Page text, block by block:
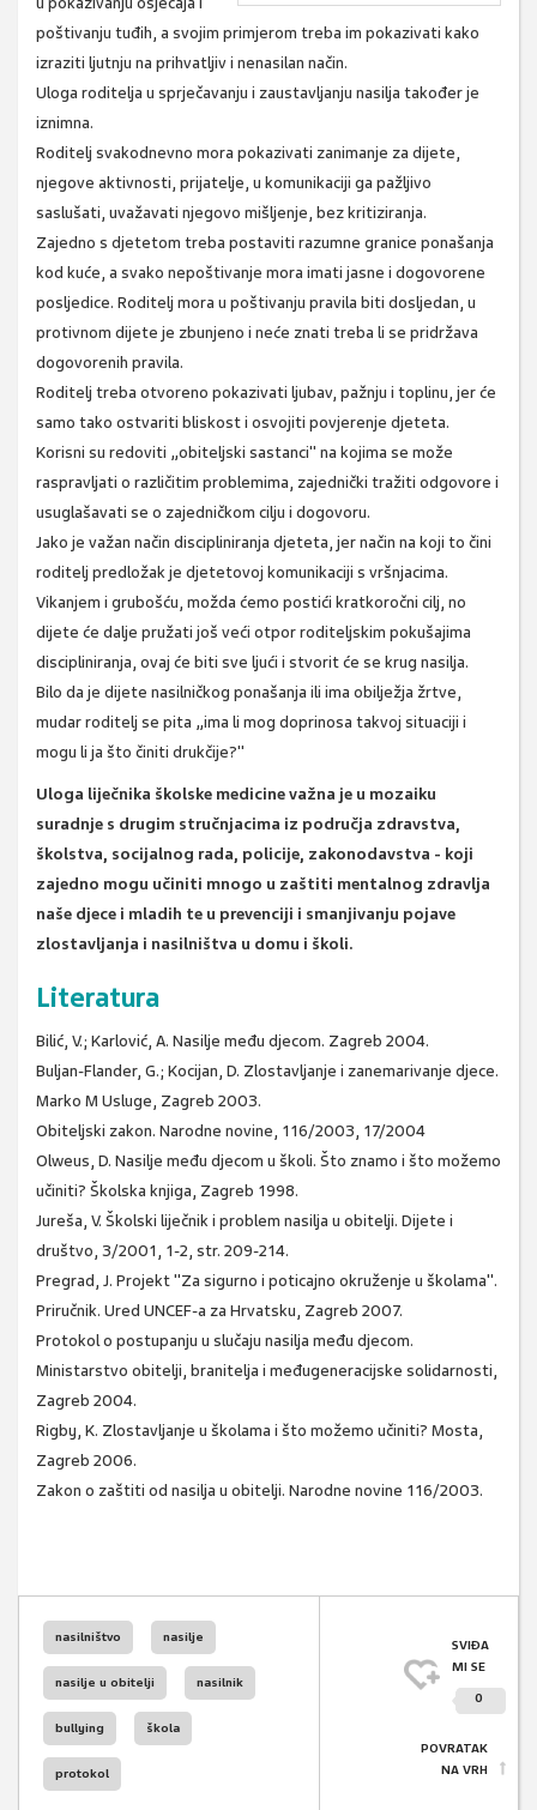
poštivanju tuđih, a svojim primjerom treba im pokazivati kako
izraziti ljutnju na prihvatljiv i nenasilan način.
Uloga roditelja u sprječavanju i zaustavljanju nasilja također je
iznimna.
Roditelj svakodnevno mora pokazivati zanimanje za dijete,
njegove aktivnosti, prijatelje, u komunikaciji ga pažljivo
saslušati, uvažavati njegovo mišljenje, bez kritiziranja.
Zajedno s djetetom treba postaviti razumne granice ponašanja
kod kuće, a svako nepoštivanje mora imati jasne i dogovorene
posljedice. Roditelj mora u poštivanju pravila biti dosljedan, u
protivnom dijete je zbunjeno i neće znati treba li se pridržava
dogovorenih pravila.
Roditelj treba otvoreno pokazivati ljubav, pažnju i toplinu, jer će
samo tako ostvariti bliskost i osvojiti povjerenje djeteta.
Korisni su redoviti „obiteljski sastanci" na kojima se može
raspravljati o različitim problemima, zajednički tražiti odgovore i
usuglašavati se o zajedničkom cilju i dogovoru.
Jako je važan način discipliniranja djeteta, jer način na koji to čini
roditelj predložak je djetetovoj komunikaciji s vršnjacima.
Vikanjem i grubošću, možda ćemo postići kratkoročni cilj, no
dijete će dalje pružati još veći otpor roditeljskim pokušajima
discipliniranja, ovaj će biti sve ljući i stvorit će se krug nasilja.
Bilo da je dijete nasilničkog ponašanja ili ima obilježja žrtve,
mudar roditelj se pita „ima li mog doprinosa takvoj situaciji i
mogu li ja što činiti drukčije?"
Uloga liječnika školske medicine važna je u mozaiku
suradnje s drugim stručnjacima iz područja zdravstva,
školstva, socijalnog rada, policije, zakonodavstva - koji
zajedno mogu učiniti mnogo u zaštiti mentalnog zdravlja
naše djece i mladih te u prevenciji i smanjivanju pojave
zlostavljanja i nasilništva u domu i školi.
Literatura
Bilić, V.; Karlović, A. Nasilje među djecom. Zagreb 2004.
Buljan-Flander, G.; Kocijan, D. Zlostavljanje i zanemarivanje djece.
Marko M Usluge, Zagreb 2003.
Obiteljski zakon. Narodne novine, 116/2003, 17/2004
Olweus, D. Nasilje među djecom u školi. Što znamo i što možemo
učiniti? Školska knjiga, Zagreb 1998.
Jureša, V. Školski liječnik i problem nasilja u obitelji. Dijete i
društvo, 3/2001, 1-2, str. 209-214.
Pregrad, J. Projekt "Za sigurno i poticajno okruženje u školama".
Priručnik. Ured UNCEF-a za Hrvatsku, Zagreb 2007.
Protokol o postupanju u slučaju nasilja među djecom.
Ministarstvo obitelji, branitelja i međugeneracijske solidarnosti,
Zagreb 2004.
Rigby, K. Zlostavljanje u školama i što možemo učiniti? Mosta,
Zagreb 2006.
Zakon o zaštiti od nasilja u obitelji. Narodne novine 116/2003.
nasilništvo nasilje
nasilje u obitelji nasilnik
bullying škola
protokol
SVIĐA
MI SE
0
POVRATAK
NA VRH